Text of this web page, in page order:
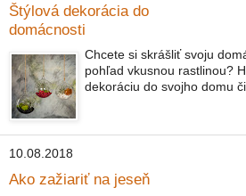
Štýlová dekorácia do
domácnosti
Chcete si skrášliť svoju
pohľad vkusnou rastlinou?
dekoráciu do svojho domu
10.08.2018
Ako zažiariť na jeseň